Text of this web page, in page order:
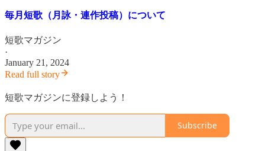
毎月短歌（月詠・連作投稿）について
短歌マガジン
·
January 21, 2024
Read full story
短歌マガジンに登録しよう！
Subscribe